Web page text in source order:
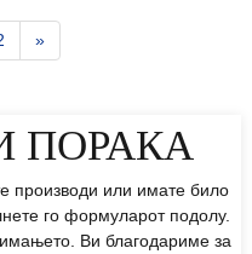
»
ПОРАКА
производи или имате било
го формуларот подолу.
Ви благодариме за